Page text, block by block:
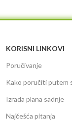
KORISNI LINKOVI
Poručivanje
Kako poručiti putem
Izrada plana sadnje
Najčešća pitanja